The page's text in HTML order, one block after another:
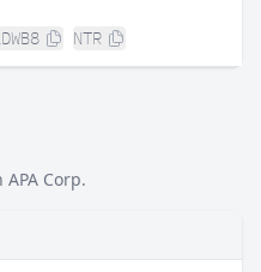
NTR
Corp.